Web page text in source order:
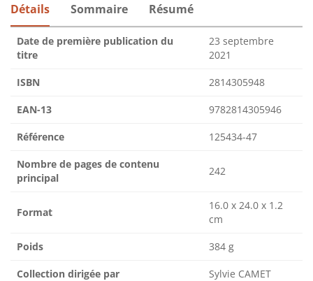
Détails Sommaire Résumé
Date de première publication du
titre
23 septembre
2021
ISBN 2814305948
EAN-13 9782814305946
Référence 125434-47
Nombre de pages de contenu
principal
242
Format
16.0 x 24.0 x 1.2
cm
Poids 384 g
Collection dirigée par Sylvie CAMET